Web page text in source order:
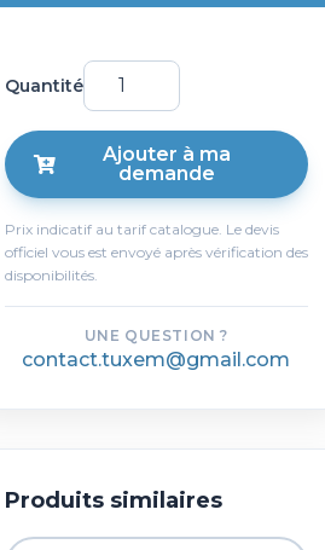
Quantité
Ajouter à ma
demande
Prix indicatif au tarif catalogue. Le devis
officiel vous est envoyé après vérification des
disponibilités.
UNE QUESTION ?
contact.tuxem@gmail.com
Produits similaires